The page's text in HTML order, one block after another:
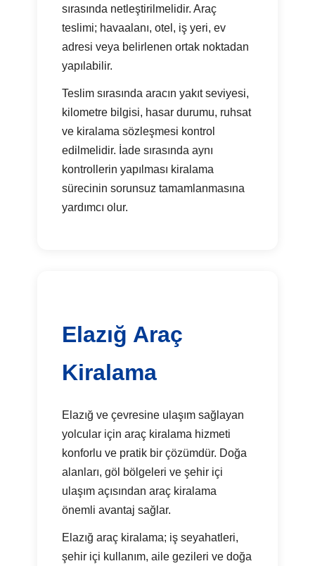
sırasında netleştirilmelidir. Araç
teslimi; havaalanı, otel, iş yeri, ev
adresi veya belirlenen ortak noktadan
yapılabilir.
Teslim sırasında aracın yakıt seviyesi,
kilometre bilgisi, hasar durumu, ruhsat
ve kiralama sözleşmesi kontrol
edilmelidir. İade sırasında aynı
kontrollerin yapılması kiralama
sürecinin sorunsuz tamamlanmasına
yardımcı olur.
Elazığ Araç
Kiralama
Elazığ ve çevresine ulaşım sağlayan
yolcular için araç kiralama hizmeti
konforlu ve pratik bir çözümdür. Doğa
alanları, göl bölgeleri ve şehir içi
ulaşım açısından araç kiralama
önemli avantaj sağlar.
Elazığ araç kiralama; iş seyahatleri,
şehir içi kullanım, aile gezileri ve doğa